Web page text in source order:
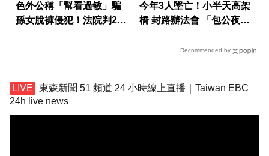
色外公稱「幫看過敏」騙
孫女脫褲侵犯！法院判2年
今年3人墜亡！小半天高架
橋 封路辦法會 「包公夜
Recommended by
東森新聞 51 頻道 24 小時線上直播｜Taiwan EBC
24h live news